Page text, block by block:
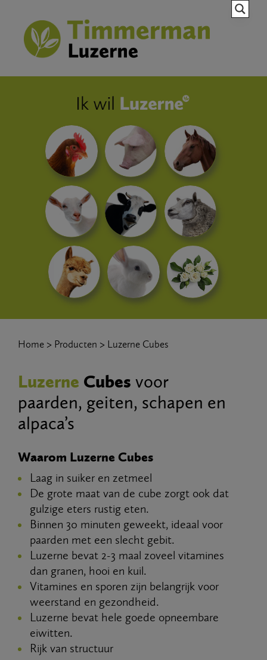
Home Producten Luzerne Cubes
Luzerne Cubes voor
paarden, geiten, schapen en
alpaca’s
Waarom Luzerne Cubes
Laag in suiker en zetmeel
De grote maat van de cube zorgt ook dat
gulzige eters rustig eten.
Binnen 30 minuten geweekt, ideaal voor
paarden met een slecht gebit.
Luzerne bevat 2-3 maal zoveel vitamines
dan granen, hooi en kuil.
Vitamines en sporen zijn belangrijk voor
weerstand en gezondheid.
Luzerne bevat hele goede opneembare
eiwitten.
Rijk van structuur